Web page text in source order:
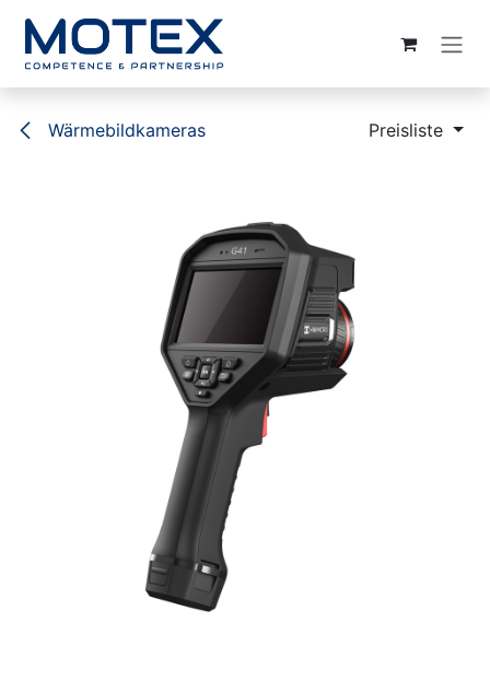
Wärmebildkameras Preisliste